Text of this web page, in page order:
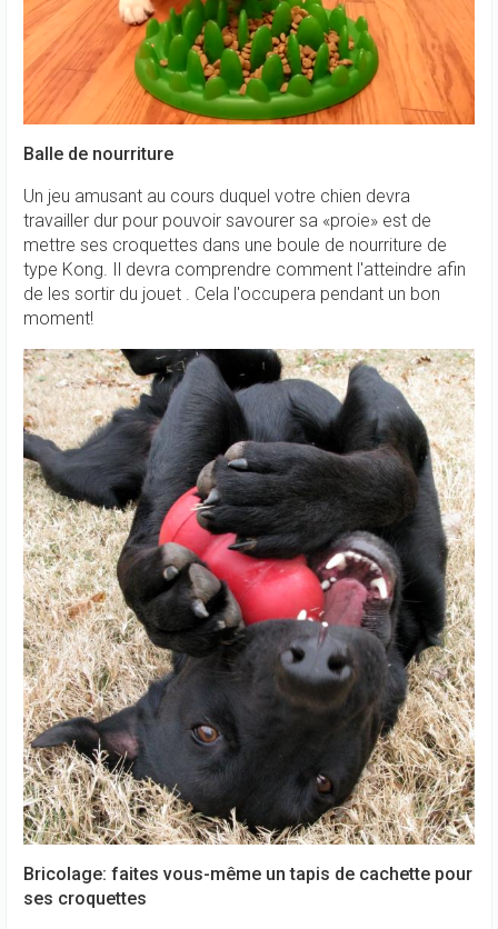
Balle de nourriture
Un jeu amusant au cours duquel votre chien devra
travailler dur pour pouvoir savourer sa «proie» est de
mettre ses croquettes dans une boule de nourriture de
type Kong. Il devra comprendre comment l'atteindre afin
de les sortir du jouet . Cela l'occupera pendant un bon
moment!
Bricolage: faites vous-même un tapis de cachette pour
ses croquettes